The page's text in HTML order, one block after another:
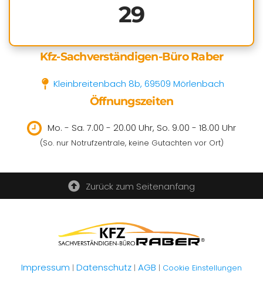
29
Kfz-Sachverständigen-Büro Raber
Kleinbreitenbach 8b, 69509 Mörlenbach
Öffnungszeiten
Mo. - Sa. 7.00 - 20.00 Uhr, So. 9.00 - 18.00 Uhr
(So. nur Notrufzentrale, keine Gutachten vor Ort)
Zurück zum Seitenanfang
Impressum | Datenschutz | AGB | Cookie Einstellungen